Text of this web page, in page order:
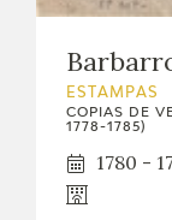
CATÁLOGO
GOYA EN EL MUNDO
ESTAMPAS
COPIAS DE
1778-1785)
1780 -